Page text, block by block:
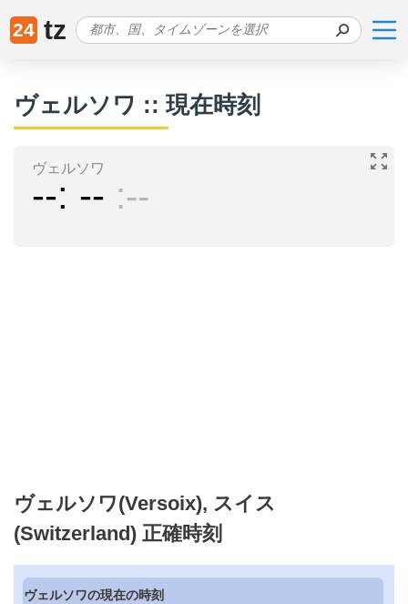
24 tz
ヴェルソワ :: 現在時刻
ヴェルソワ
-- -- --
ヴェルソワ(Versoix), スイス
(Switzerland) 正確時刻
ヴェルソワの現在の時刻